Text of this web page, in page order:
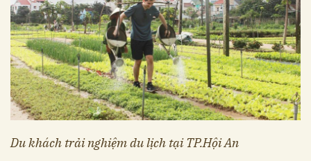
Du khách trải nghiệm du lịch tại TP.Hội An